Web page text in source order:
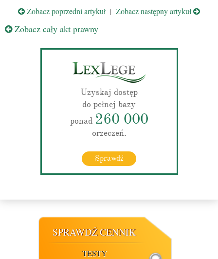
Zobacz poprzedni artykuł | Zobacz następny artykuł
Zobacz cały akt prawny
Uzyskaj dostęp
do pełnej bazy
ponad 260 000
orzeczeń.
Sprawdź
SPRAWDŹ CENNIK
TESTY